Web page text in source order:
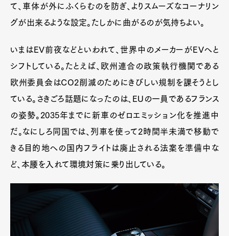
て、車体が外にふくらむのを防ぎ、よりスムーズなコーナリン
グが出来るような設定。たしかに曲がるのが気持ちよい。
いまはEV前夜などといわれて、世界中のメーカーがEVへと
シフトしている。たとえば、欧州連合の政策執行機関である
欧州委員会はCO2削減のためにきびしい規制を課そうとし
ている。さきごろ話題になったのは、EUの一員であるフランス
の姿勢。2035年までに新車のゼロエミッション化を推進中
だ。なにしろ同国では、列車を使って2時間半未満で移動で
きる目的地への国内フライトは廃止される法案を準備中な
ど、本腰を入れて環境対策に乗り出している。